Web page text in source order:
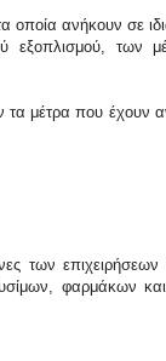
οποία ανήκουν σε
εξοπλισμού, των
τα μέτρα που έχουν
των
φαρμάκων και